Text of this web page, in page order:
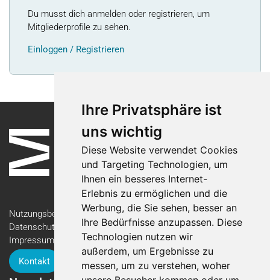
Ihre Privatsphäre ist
uns wichtig
Diese Website verwendet Cookies
und Targeting Technologien, um
Ihnen ein besseres Internet-
Erlebnis zu ermöglichen und die
Werbung, die Sie sehen, besser an
Ihre Bedürfnisse anzupassen. Diese
Technologien nutzen wir
außerdem, um Ergebnisse zu
messen, um zu verstehen, woher
Du musst dich anmelden oder registrieren, um
Mitgliederprofile zu sehen.
Einloggen / Registrieren
Nutzungsbedingungen
Datenschutzerklärung
Impressum
Kontakt